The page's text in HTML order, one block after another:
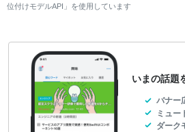
位付けモデルAPI」を使用しています
いまの話題
バナー
ミュー
ダーク